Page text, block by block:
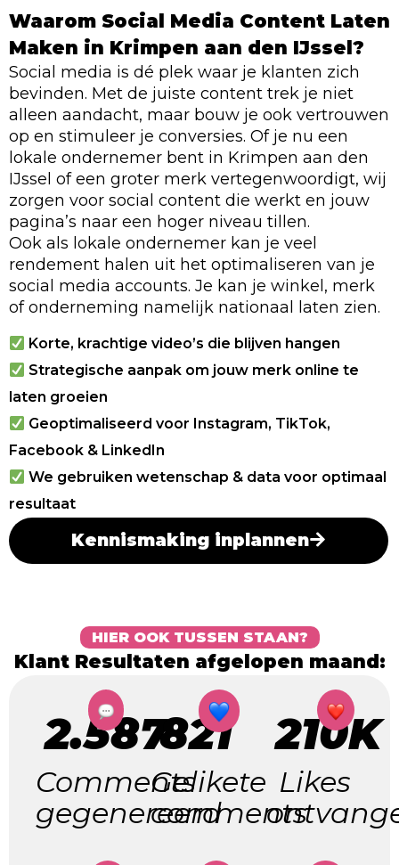
Waarom Social Media Content Laten
Maken in Krimpen aan den IJssel?
Social media is dé plek waar je klanten zich
bevinden. Met de juiste content trek je niet
alleen aandacht, maar bouw je ook vertrouwen
op en stimuleer je conversies. Of je nu een
lokale ondernemer bent in Krimpen aan den
IJssel of een groter merk vertegenwoordigt, wij
zorgen voor social content die werkt en jouw
pagina’s naar een hoger niveau tillen.
Ook als lokale ondernemer kan je veel
rendement halen uit het optimaliseren van je
social media accounts. Je kan je winkel, merk
of onderneming namelijk nationaal laten zien.
Korte, krachtige video’s die blijven hangen
Strategische aanpak om jouw merk online te
laten groeien
Geoptimaliseerd voor Instagram, TikTok,
Facebook & LinkedIn
We gebruiken wetenschap & data voor optimaal
resultaat
Kennismaking inplannen
HIER OOK TUSSEN STAAN?
Klant Resultaten afgelopen maand:
2.587
Comments
gegenereerd
821
Gelikete
comments
210K
Likes